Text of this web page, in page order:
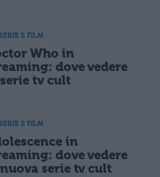
E FILM
Who in
dove vedere
tv cult
E FILM
in
dove vedere
serie tv cult